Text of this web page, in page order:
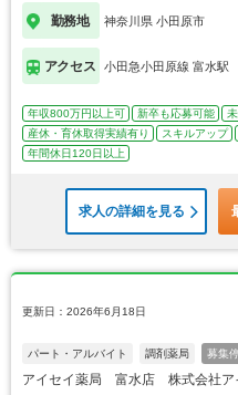
勤務地 神奈川県 小田原市
アクセス 小田急小田原線 富水駅
年収800万円以上可 新卒も応募可能
産休・育休取得実績有り
スキルアップ
年間休日120日以上
求人の詳細を見る
更新日：2026年6月18日
パート・アルバイト 調剤薬局 募集
アイセイ薬局 富水店 株式会社ア